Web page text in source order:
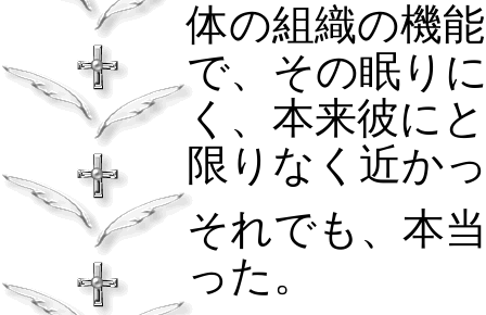
体の組織の機
で、その眠り
く、本来彼に
限りなく近
それでも、本
った。